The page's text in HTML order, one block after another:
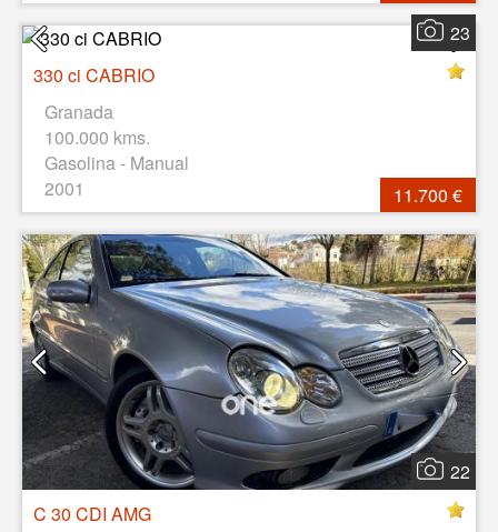
23
330 ci CABRIO
Granada
100.000 kms.
Gasolina - Manual
2001
11.700 €
22
C 30 CDI AMG